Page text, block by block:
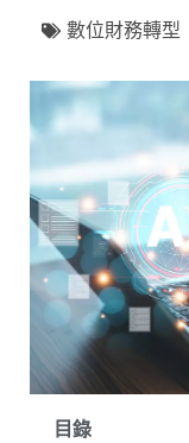
數位財務轉型
目錄